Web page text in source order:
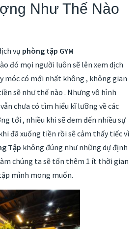
Như Thế Nào
vụ phòng tập GYM
đó mọi người luôn sẽ lên xem dịch
móc có mới nhất không , không gian
sẽ như thế nào . Nhưng vô hình
chưa có tìm hiểu kĩ lưỡng về các
tới , nhiều khi sẽ đem đến nhiều sự
đã xuống tiền rồi sẽ cảm thấy tiếc vì
Tập không đúng như những dự định
chúng ta sẽ tốn thêm 1 ít thời gian
mình mong muốn.